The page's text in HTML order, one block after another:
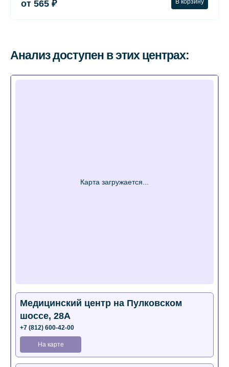
от 565 ₽
Анализ доступен в этих центрах:
Медицинский центр на Пулковском
шоссе, 28А
+7 (812) 600-42-00
На карте